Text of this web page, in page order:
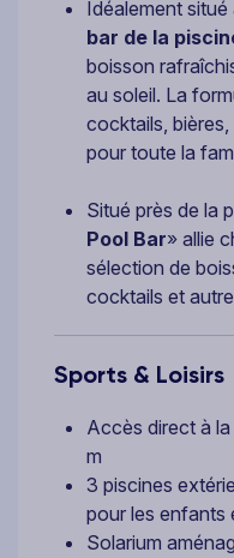
Idéalement
bar de la
boisson
au soleil. La
cocktails,
pour toute la
Situé près de la
Pool Bar» allie
sélection de
cocktails et
Sports & Loisirs
Accès direct à
m
3 piscines
pour les enfants
Solarium